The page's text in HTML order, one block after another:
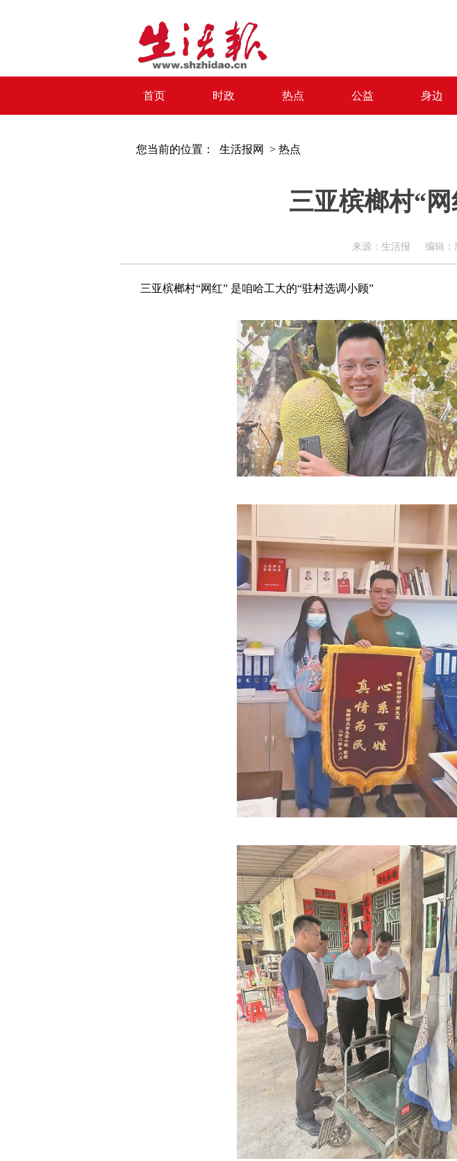
首页 时政 热点 公益 身边
您当前的位置： 生活报网 > 热点
三亚槟榔村“
来源：生活报 编辑：
三亚槟榔村“网红” 是咱哈工大的“驻村选调小顾”